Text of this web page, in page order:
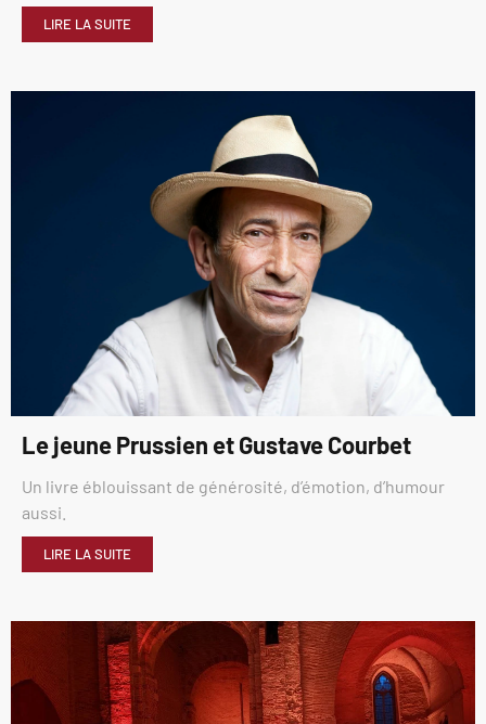
LIRE LA SUITE
Le jeune Prussien et Gustave Courbet
Un livre éblouissant de générosité, d’émotion, d’humour
aussi.
LIRE LA SUITE